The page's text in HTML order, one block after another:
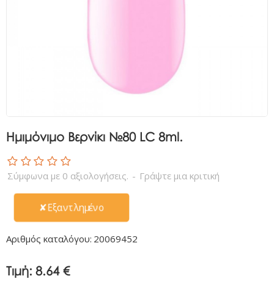
Ημιμόνιμο Βερνίκι №80 LC 8ml.
✘Εξαντλημένο
Αριθμός καταλόγου: 20069452
Σύμφωνα με 0 αξιολογήσεις. - Γράψτε μια κριτική
Τιμή: 8.64 €